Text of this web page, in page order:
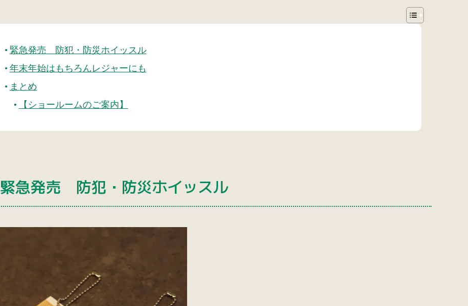
緊急発売 防犯・防災ホイッスル
年末年始はもちろんレジャーにも
まとめ
【ショールームのご案内】
緊急発売 防犯・防災ホイッスル